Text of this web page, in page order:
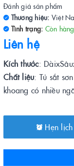
Đánh giá sản phẩm
Thương hiệu: Việt
Tình trạng: Còn hàng
Liên hệ
Kích thước:
Chất liệu: Tủ sắt
khoang có nhiều
Hẹn lịch